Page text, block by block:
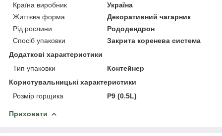
Країна виробник
Україна
Життєва форма
Декоративний чагарник
Рід рослини
Рододендрон
Спосіб упаковки
Закрита коренева система
Додаткові характеристики
Тип упаковки
Контейнер
Користувальницькі характеристики
Розмір горщика
P9 (0.5L)
Приховати